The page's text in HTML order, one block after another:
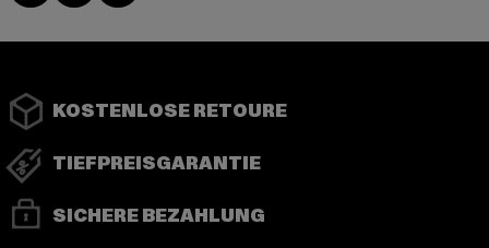
KOSTENLOSE RETOURE
TIEFPREISGARANTIE
SICHERE BEZAHLUNG